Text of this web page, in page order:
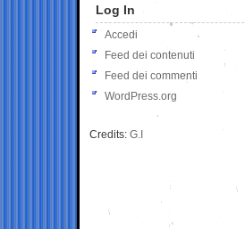
Log In
Accedi
Feed dei contenuti
Feed dei commenti
WordPress.org
Credits: G.I